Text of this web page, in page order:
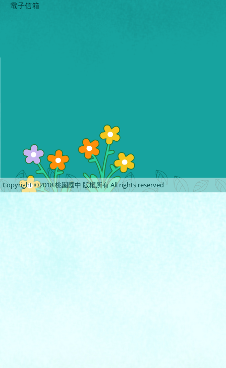
電子信箱
Copyright ©2018 桃園國中 版權所有 All rights reserved